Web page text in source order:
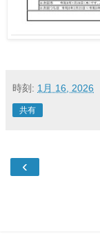
時刻: 1月 16, 2026
共有
‹